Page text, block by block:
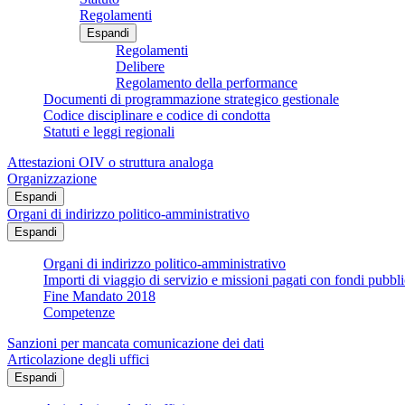
Regolamenti
Espandi
Regolamenti
Delibere
Regolamento della performance
Documenti di programmazione strategico gestionale
Codice disciplinare e codice di condotta
Statuti e leggi regionali
Attestazioni OIV o struttura analoga
Organizzazione
Espandi
Organi di indirizzo politico-amministrativo
Espandi
Organi di indirizzo politico-amministrativo
Importi di viaggio di servizio e missioni pagati con fondi
Fine Mandato 2018
Competenze
Sanzioni per mancata comunicazione dei dati
Articolazione degli uffici
Espandi